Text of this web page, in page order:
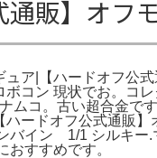
通販】オフ
ア|【ハードオフ公
ボコン 現状でお。コ
ムコ。古い超合金で
ハードオフ公式通販
バイン 1/1 シルキ
おすすめです。